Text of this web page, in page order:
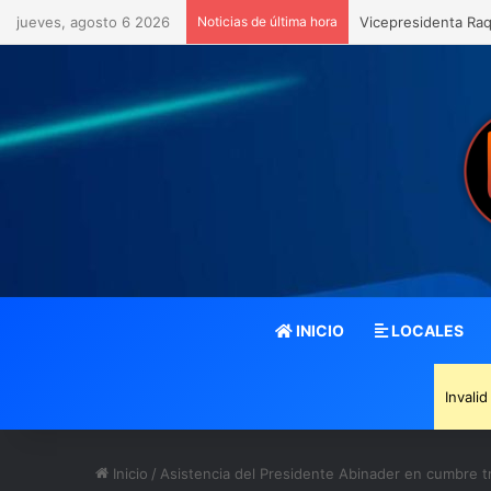
jueves, agosto 6 2026 Noticias de última hora Vicepresidenta
INICIO LOCALES
Inicio / Asistencia del Presidente Abinader en cumbre